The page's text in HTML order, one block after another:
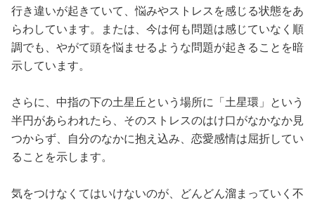
行き違いが起きていて、悩みやストレスを感じる状態をあ
らわしています。または、今は何も問題は感じていなく順
調でも、やがて頭を悩ませるような問題が起きることを暗
示しています。
さらに、中指の下の土星丘という場所に「土星環」という
半円があらわれたら、そのストレスのはけ口がなかなか見
つからず、自分のなかに抱え込み、恋愛感情は屈折してい
ることを示します。
気をつけなくてはいけないのが、どんどん溜まっていく不